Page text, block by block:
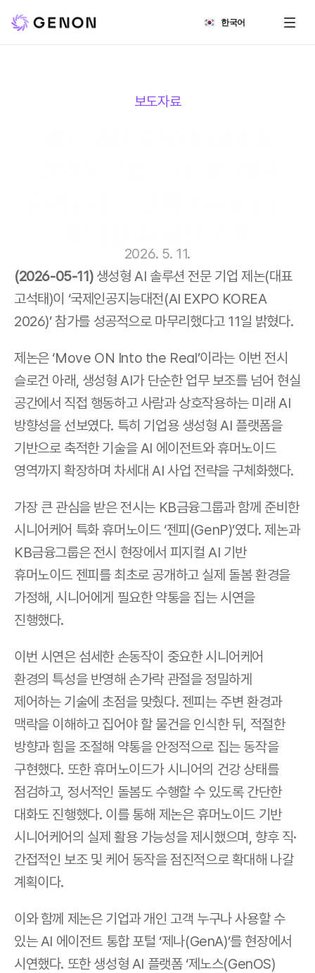
한국어
보도자료
2026. 5. 11.
(2026-05-11) 생성형 AI 솔루션 전문 기업 제논(대표
고석태)이 ‘국제인공지능대전(AI EXPO KOREA
2026)’ 참가를 성공적으로 마무리했다고 11일 밝혔다.
제논은 ‘Move ON Into the Real’이라는 이번 전시
슬로건 아래, 생성형 AI가 단순한 업무 보조를 넘어 현실
공간에서 직접 행동하고 사람과 상호작용하는 미래 AI
방향성을 선보였다. 특히 기업용 생성형 AI 플랫폼을
기반으로 축적한 기술을 AI 에이전트와 휴머노이드
영역까지 확장하며 차세대 AI 사업 전략을 구체화했다.
가장 큰 관심을 받은 전시는 KB금융그룹과 함께 준비한
시니어케어 특화 휴머노이드 ‘젠피(GenP)’였다. 제논과
KB금융그룹은 전시 현장에서 피지컬 AI 기반
휴머노이드 젠피를 최초로 공개하고 실제 돌봄 환경을
가정해, 시니어에게 필요한 약통을 집는 시연을
진행했다.
이번 시연은 섬세한 손동작이 중요한 시니어케어
환경의 특성을 반영해 손가락 관절을 정밀하게
제어하는 기술에 초점을 맞췄다. 젠피는 주변 환경과
맥락을 이해하고 집어야 할 물건을 인식한 뒤, 적절한
방향과 힘을 조절해 약통을 안정적으로 집는 동작을
구현했다. 또한 휴머노이드가 시니어의 건강 상태를
점검하고, 정서적인 돌봄도 수행할 수 있도록 간단한
대화도 진행했다. 이를 통해 제논은 휴머노이드 기반
시니어케어의 실제 활용 가능성을 제시했으며, 향후 직·
간접적인 보조 및 케어 동작을 점진적으로 확대해 나갈
계획이다.
이와 함께 제논은 기업과 개인 고객 누구나 사용할 수
있는 AI 에이전트 통합 포털 ‘제나(GenA)’를 현장에서
시연했다. 또한 생성형 AI 플랫폼 ‘제노스(GenOS)